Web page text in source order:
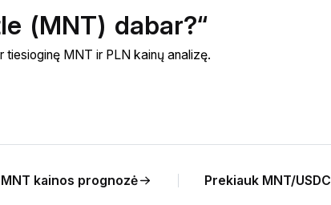
(MNT) dabar?“
MNT ir PLN kainų analizę.
MNT kainos prognozė Prekiauk MNT/USDC